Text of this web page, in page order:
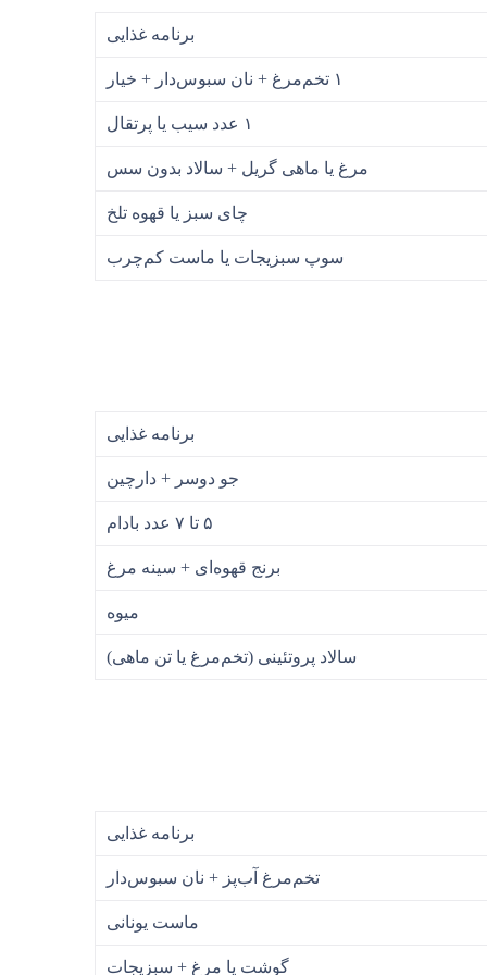
برنامه غذایی
۱ تخم‌مرغ + نان سبوس‌دار + خیار
۱ عدد سیب یا پرتقال
مرغ یا ماهی گریل + سالاد بدون سس
چای سبز یا قهوه تلخ
سوپ سبزیجات یا ماست کم‌چرب
برنامه غذایی
جو دوسر + دارچین
۵ تا ۷ عدد بادام
برنج قهوه‌ای + سینه مرغ
میوه
سالاد پروتئینی (تخم‌مرغ یا تن ماهی)
برنامه غذایی
تخم‌مرغ آب‌پز + نان سبوس‌دار
ماست یونانی
گوشت یا مرغ + سبزیجات